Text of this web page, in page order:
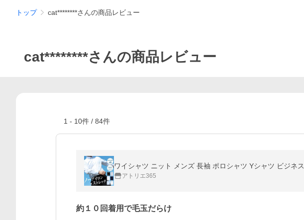
トップ cat********さんの商品レビュー
cat********さんの商品レビュー
1 - 10件 / 84件
ワイシャツ ニット メンズ 長袖 ポロシャツ Yシャツ ビジネ
アトリエ365
約１０回着用で毛玉だらけ